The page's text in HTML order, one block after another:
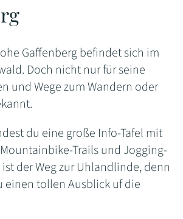
Gaffenberg befindet sich im
Doch nicht nur für seine
und Wege zum Wandern oder
du eine große Info-Tafel mit
Trails und Jogging-
der Weg zur Uhlandlinde, denn
einen tollen Ausblick uf die